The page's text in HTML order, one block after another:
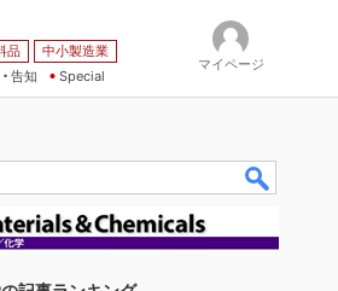
品
中小製造業
告知 Special
マイページ